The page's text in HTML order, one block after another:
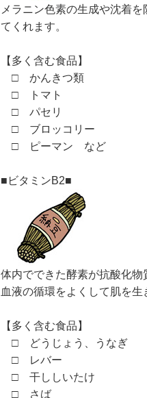
メラニン色素の生成や沈着
てくれます。
【多く含む食品】
□ かんきつ類
□ トマト
□ パセリ
□ ブロッコリー
□ ピーマン など
■ビタミンB2■
体内でできた酵素が抗酸化物
血液の循環をよくして肌を生
【多く含む食品】
□ どうじょう、うなぎ
□ レバー
□ 干ししいたけ
□ さば